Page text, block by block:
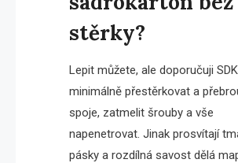
stěrky?
Lepit můžete, ale doporučuji SDK
minimálně přestěrkovat a
spoje, zatmelit šrouby a vše
napenetrovat. Jinak prosvítají
pásky a rozdílná savost dělá